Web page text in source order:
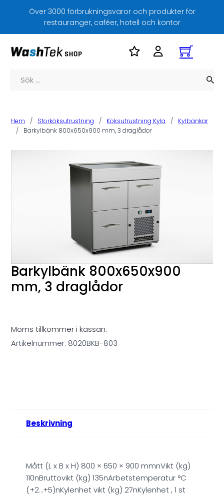
Över 3000 förbrukningsvaror och produkter för
restauranger, caféer, hotell och kontor
Sök
Hem / Storköksutrustning / Köksutrustning Kyla /
Kylbänkar
/
Barkylbänk 800x650x900 mm, 3 draglådor
Barkylbänk 800x650x900
mm, 3 draglådor
Moms tillkommer i kassan.
Artikelnummer: 8020BKB-803
Beskrivning
Mått (L x B x H) 800 × 650 × 900 mmnVikt (kg)
110nBruttovikt (kg) 135nArbetstemperatur °C
(+2…+5)nKylenhet vikt (kg) 27nKylenhet , 1 st